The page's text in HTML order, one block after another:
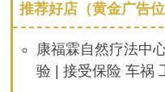
推荐好店（黄金广告位
康福霖自然疗法中
验 | 接受保险 车祸